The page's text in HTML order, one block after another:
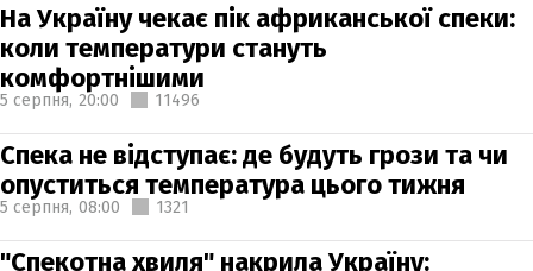
На Україну чекає пік африканської спеки:
коли температури стануть
комфортнішими
5 серпня, 20:00 11496
Спека не відступає: де будуть грози та чи
опуститься температура цього тижня
5 серпня, 08:00 1321
"Спекотна хвиля" накрила Україну: